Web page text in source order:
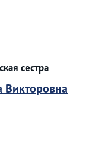
сестра
Викторовна